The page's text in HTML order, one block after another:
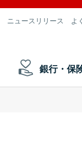
ニュースリリース よ
銀行・保